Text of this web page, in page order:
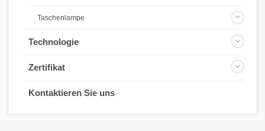
Taschenlampe
Technologie
Zertifikat
Kontaktieren Sie uns